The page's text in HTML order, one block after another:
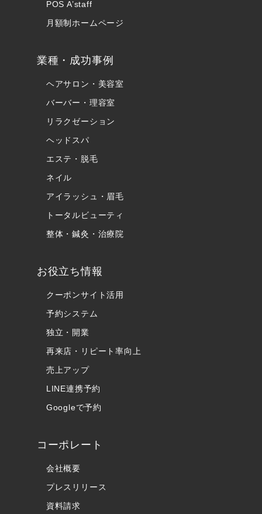
POS A’staff
月額制ホームページ
業種・成功事例
ヘアサロン・美容室
バーバー・理容室
リラクゼーション
ヘッドスパ
エステ・脱毛
ネイル
アイラッシュ・眉毛
トータルビューティ
整体・鍼灸・治療院
お役立ち情報
クーポンサイト活用
予約システム
独立・開業
再来店・リピート率向上
売上アップ
LINE連携予約
Googleで予約
コーポレート
会社概要
プレスリリース
資料請求